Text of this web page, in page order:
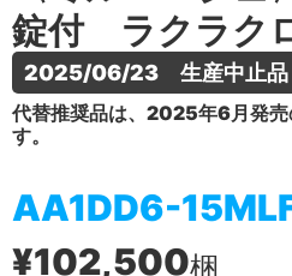
錠付 ラクラク
2025/06/23　生産中止品
代替推奨品は、2025年6月発売
す。
AA1DD6-
¥102,500梱